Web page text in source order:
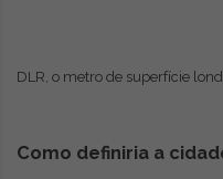
DLR, o metro de superfície
Como definiria a